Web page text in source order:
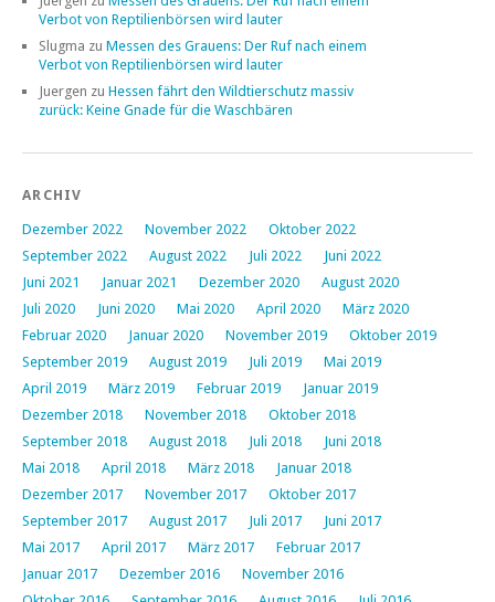
Verbot von Reptilienbörsen wird lauter
Slugma zu Messen des Grauens: Der Ruf nach einem
Verbot von Reptilienbörsen wird lauter
Juergen zu Hessen fährt den Wildtierschutz massiv
zurück: Keine Gnade für die Waschbären
ARCHIV
Dezember 2022 November 2022
Oktober 2022
September 2022
August 2022 Juli 2022
Juni 2022
Juni 2021
Januar 2021 Dezember 2020
August 2020
Juli 2020
Juni 2020 Mai 2020 April 2020
März 2020
Februar 2020
Januar 2020 November 2019
Oktober 2019
September 2019
August 2019 Juli 2019
Mai 2019
April 2019
März 2019 Februar 2019
Januar 2019
Dezember 2018
November 2018
Oktober 2018
September 2018
August 2018 Juli 2018
Juni 2018
Mai 2018
April 2018 März 2018
Januar 2018
Dezember 2017
November 2017
Oktober 2017
September 2017
August 2017 Juli 2017
Juni 2017
Mai 2017
April 2017 März 2017
Februar 2017
Januar 2017
Dezember 2016
November 2016